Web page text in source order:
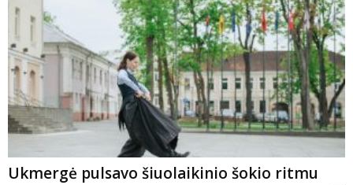
Ukmergė pulsavo šiuolaikinio šokio ritmu